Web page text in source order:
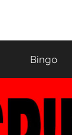
Bingo